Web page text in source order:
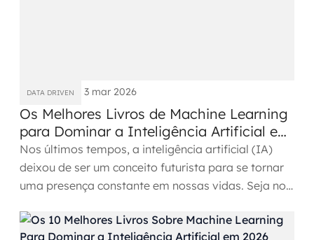
Arquitetura de soluções
Migração para Cloud
Transformação digital
DATA DRIVEN 3 mar 2026
Os Melhores Livros de Machine Learning
para Dominar a Inteligência Artificial em
2026
Nos últimos tempos, a inteligência artificial (IA)
deixou de ser um conceito futurista para se tornar
uma presença constante em nossas vidas. Seja no